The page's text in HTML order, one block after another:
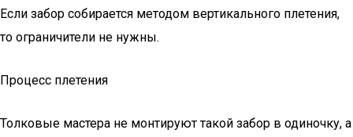
Если забор собирается методом вертикального плетения,
то ограничители не нужны.
Процесс плетения
Толковые мастера не монтируют такой забор в одиночку, а